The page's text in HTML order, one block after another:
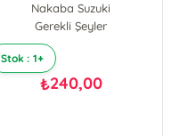
Nakaba Suzuki
Gerekli Şeyler
Stok : 1+
₺240,00